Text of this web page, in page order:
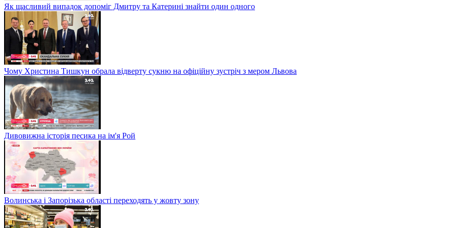
Як щасливий випадок допоміг Дмитру та Катерині знайти один одного
Чому Христина Тишкун обрала відверту сукню на офіційну зустріч з мером Львова
Дивовижна історія песика на ім'я Рой
Волинська і Запорізька області переходять у жовту зону